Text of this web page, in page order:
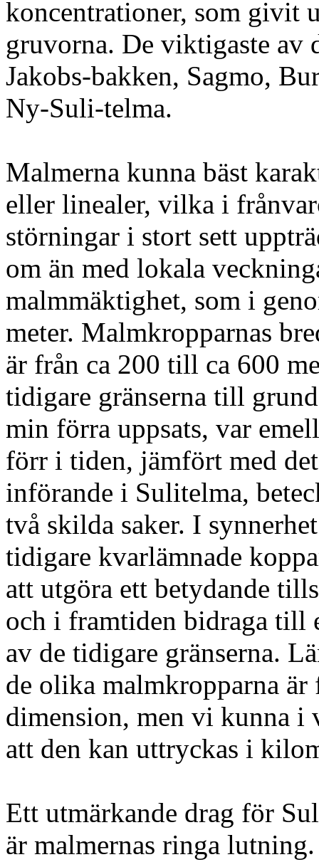
koncentrationer, som givit
gruvorna. De viktigaste av
Jakobs-bakken, Sagmo,
Ny-Suli-telma.
Malmerna kunna bäst
eller linealer, vilka i
störningar i stort sett
om än med lokala
malmmäktighet, som i
meter. Malmkropparnas
är från ca 200 till ca 600
tidigare gränserna till
min förra uppsats, var
förr i tiden, jämfört med
införande i Sulitelma,
två skilda saker. I
tidigare kvarlämnade
att utgöra ett betydande
och i framtiden bidraga till
av de tidigare gränserna.
de olika malmkropparna är
dimension, men vi kunna i
att den kan uttryckas i
Ett utmärkande drag för
är malmernas ringa